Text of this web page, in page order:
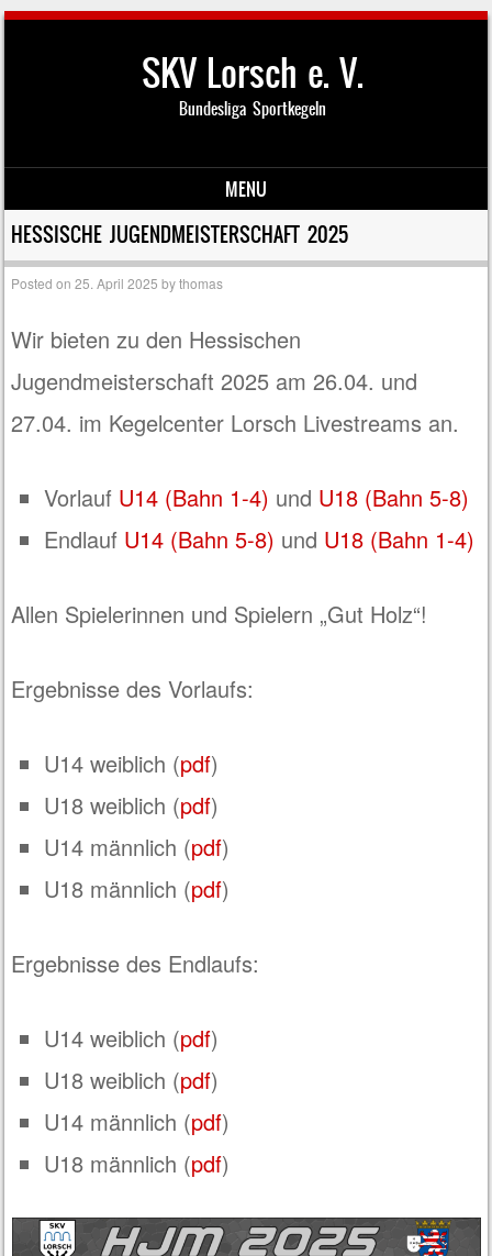
SKV Lorsch e. V.
Bundesliga Sportkegeln
MENU
Skip to content
HESSISCHE JUGENDMEISTERSCHAFT 2025
Posted on25. April 2025 bythomas
Wir bieten zu den Hessischen
Jugendmeisterschaft 2025 am 26.04. und
27.04. im Kegelcenter Lorsch Livestreams an.
Vorlauf U14 (Bahn 1-4) und U18 (Bahn 5-8)
Endlauf U14 (Bahn 5-8) und U18 (Bahn 1-4)
Allen Spielerinnen und Spielern „Gut Holz“!
Ergebnisse des Vorlaufs:
U14 weiblich (pdf)
U18 weiblich (pdf)
U14 männlich (pdf)
U18 männlich (pdf)
Ergebnisse des Endlaufs:
U14 weiblich (pdf)
U18 weiblich (pdf)
U14 männlich (pdf)
U18 männlich (pdf)